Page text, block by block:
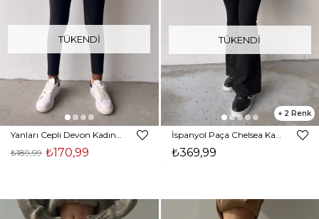
TÜKENDI
Yanları Cepli Devon Kadın Yüksek Bel Antrasit Pantolon 22K000562
₺170,99
₺189,99
TÜKENDI
2
İspanyol Paça Chelsea Kadın Siyah Jean 22K000460
₺369,99